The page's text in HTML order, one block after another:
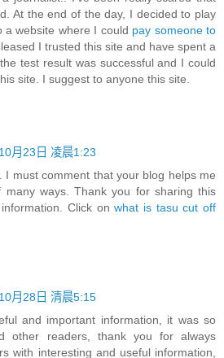
At the end of the day, I decided to play
a website where I could pay someone to
I trusted this site and have spent a
test result was successful and I could
site. I suggest to anyone this site.
月23日 凌晨1:23
I must comment that your blog helps me
many ways. Thank you for sharing this
Click onwhat is tasu cut off
月28日 清晨5:15
and important information, it was so
other readers, thank you for always
with interesting and useful information,